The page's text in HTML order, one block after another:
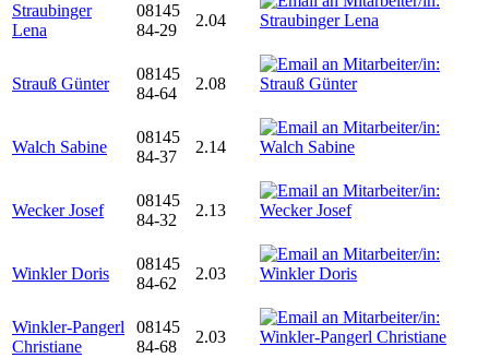
Straubinger
Lena
08145
84-29
2.04
Strauß Günter
08145
84-64
2.08
Walch Sabine
08145
84-37
2.14
Wecker Josef
08145
84-32
2.13
Winkler Doris
08145
84-62
2.03
Winkler-Pangerl
Christiane
08145
84-68
2.03